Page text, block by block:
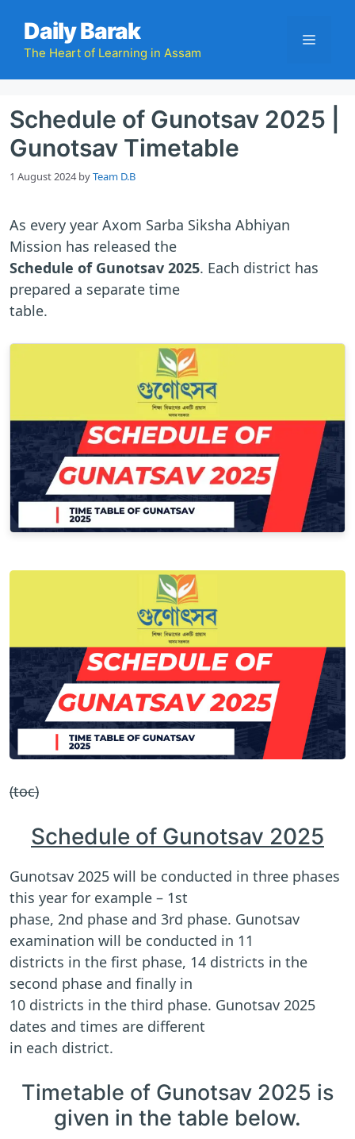
content
Daily Barak
The Heart of Learning in Assam
Menu
Schedule of Gunotsav 2025 |
Gunotsav Timetable
1 August 2024 byTeam D.B
As every year Axom Sarba Siksha Abhiyan
Mission has released the
Schedule of Gunotsav 2025. Each district has
prepared a separate time
table.
(toc)
Schedule of Gunotsav 2025
Gunotsav 2025 will be conducted in three phases
this year for example – 1st
phase, 2nd phase and 3rd phase. Gunotsav
examination will be conducted in 11
districts in the first phase, 14 districts in the
second phase and finally in
10 districts in the third phase. Gunotsav 2025
dates and times are different
in each district.
Timetable of Gunotsav 2025 is
given in the table below.